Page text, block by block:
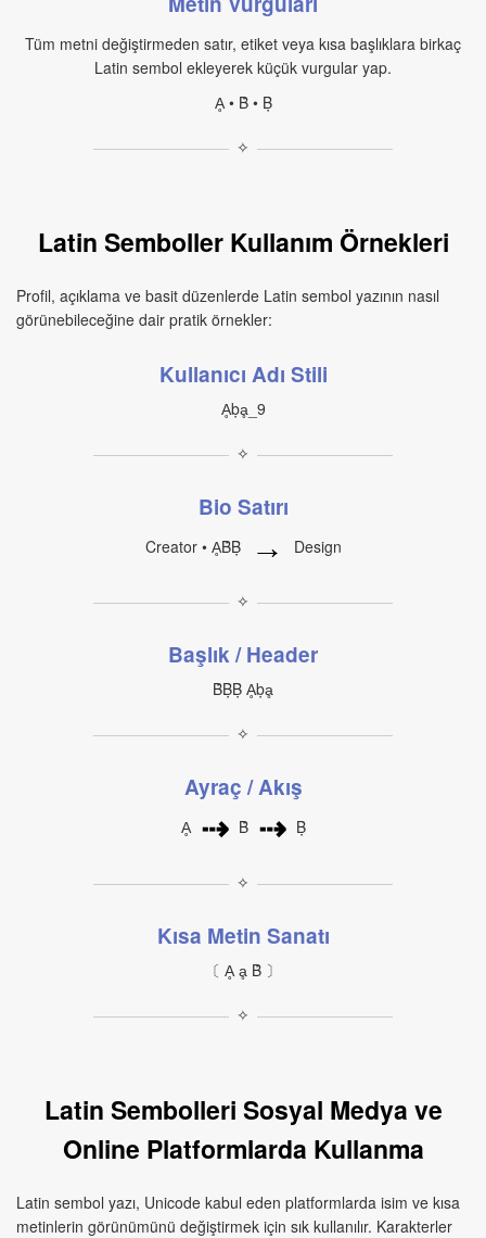
Tüm metni değiştirmeden satır, etiket veya kısa başlıklara birkaç
Latin sembol ekleyerek küçük vurgular yap.
Ḁ • Ḃ • Ḅ
✧
Latin Semboller Kullanım Örnekleri
Profil, açıklama ve basit düzenlerde Latin sembol yazının nasıl
görünebileceğine dair pratik örnekler:
Kullanıcı Adı Stili
Ḁḅḁ_9
✧
Bio Satırı
Creator • ḀḂḄ → Design
✧
Başlık / Header
ḂḄḄ Ḁḅḁ
✧
Ayraç / Akış
Ḁ ⇢ Ḃ ⇢ Ḅ
✧
Kısa Metin Sanatı
〔 Ḁ ḁ Ḃ 〕
✧
Latin Sembolleri Sosyal Medya ve
Online Platformlarda Kullanma
Latin sembol yazı, Unicode kabul eden platformlarda isim ve kısa
metinlerin görünümünü değiştirmek için sık kullanılır. Karakterler